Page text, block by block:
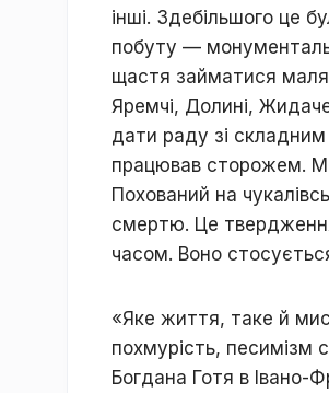
інші. Здебільшого це
побуту —
щастя займатися
Яремчі, Долині,
дати раду зі
працював сторожем.
Похований на
смертю. Це
часом. Воно
«Яке життя, таке й
похмурість, песимізм
Богдана Готя в Івано-